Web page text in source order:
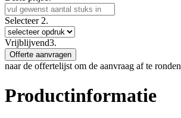
Selecteer 2.
Vrijblijvend3.
Offerte aanvragen
naar de offertelijst om de aanvraag af te ronden
Productinformatie